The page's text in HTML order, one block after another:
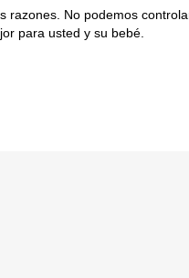
razones. No podemos
para usted y su bebé.